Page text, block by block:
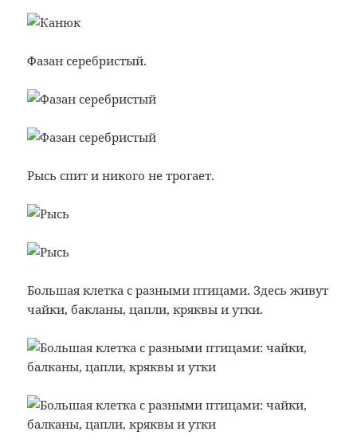
Фазан серебристый.
Рысь спит и никого не трогает.
Большая клетка с разными птицами. Здесь живут
чайки, бакланы, цапли, кряквы и утки.